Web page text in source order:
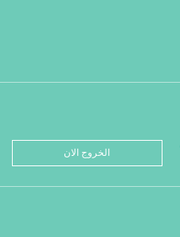
الخروج الان